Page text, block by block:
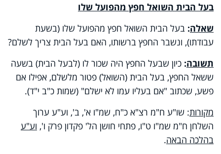
בעל הבית השואל חפץ מהפועל שלו
שאלה: בעל הבית השואל חפץ מהפועל שלו (בשעת
עבודתו), ונשבר החפץ ברשותו, האם בעל הבית צריך לשלם?
תשובה: כיון שבעל החפץ היה שכור לו (לבעל הבית) בשעה
ששאל החפץ, בעל הבית (השואל) פטור מלשלם, אפילו אם
פשע, שכתוב "אם בעליו עמו לא ישלם" (שמות כ"ב י"ד).
מקורות: שו"ע ח"מ רצ"א כ"ח, שמ"ו א', ב', וע"ע ערוך
השלחן ח"מ שמ"ו ט"ו, פתחי חושן הל' פקדון פרק ו', וע"ע
בהלכה הבאה.